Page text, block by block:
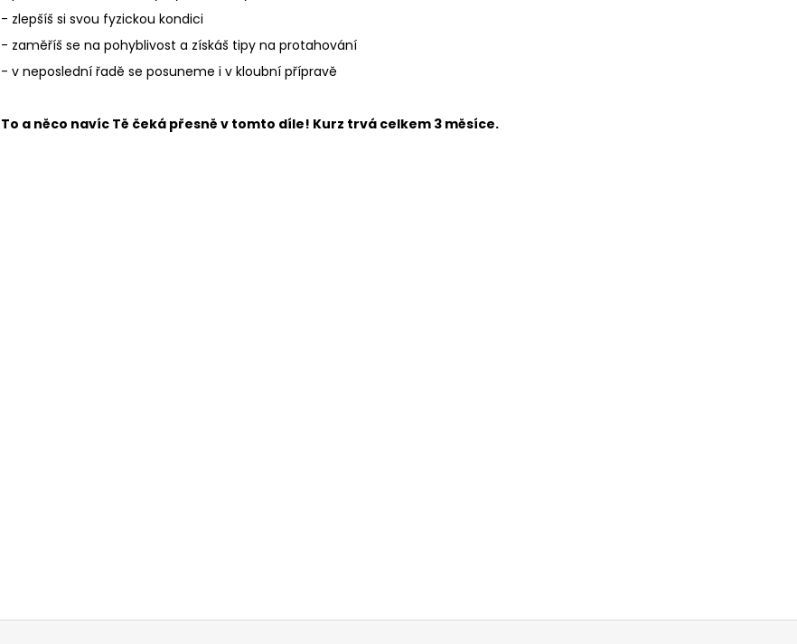
- zlepšíš si svou fyzickou kondici
- zaměříš se na pohyblivost a získáš tipy na protahování
- v neposlední řadě se posuneme i v kloubní přípravě
To a něco navíc Tě čeká přesně v tomto díle! Kurz trvá celkem 3 měsíce.